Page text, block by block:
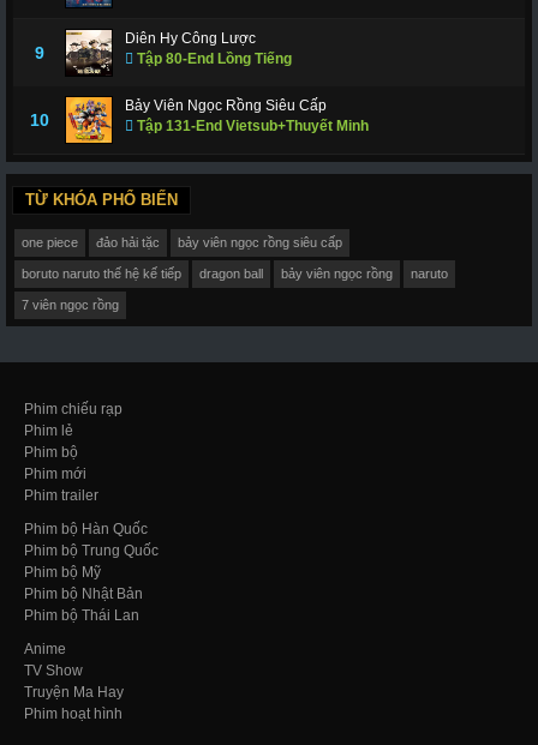
9
Diên Hy Công Lược
Tập 80-End Lồng Tiếng
10
Bảy Viên Ngọc Rồng Siêu Cấp
Tập 131-End Vietsub+Thuyết Minh
TỪ KHÓA PHỔ BIẾN
one piece đảo hải tặc bảy viên ngọc rồng siêu cấp
boruto naruto thế hệ kế tiếp dragon ball bảy viên ngọc rồng naruto
7 viên ngọc rồng
Phim chiếu rạp
Phim lẻ
Phim bộ
Phim mới
Phim trailer
Phim bộ Hàn Quốc
Phim bộ Trung Quốc
Phim bộ Mỹ
Phim bộ Nhật Bản
Phim bộ Thái Lan
Anime
TV Show
Truyện Ma Hay
Phim hoạt hình